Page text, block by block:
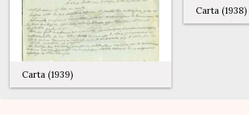
Carta (1938)
Carta (1939)